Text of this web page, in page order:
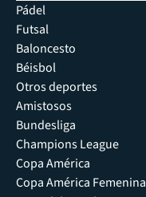
Pádel
Futsal
Baloncesto
Béisbol
Otros deportes
Amistosos
Bundesliga
Champions League
Copa América
Copa América Femenina